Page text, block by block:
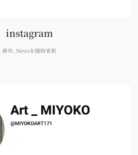
instagram
新作, Newsを随時更新